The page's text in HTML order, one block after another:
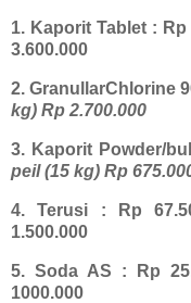
1. Kaporit Tablet :
3.600.000
2. GranullarChlorine
kg) Rp 2.700.000
3. Kaporit Powder/
peil (15 kg) Rp
4. Terusi : Rp
1.500.000
5. Soda AS : Rp
1000.000